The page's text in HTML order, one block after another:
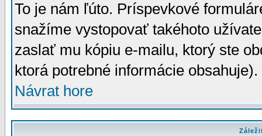
To je nám ľúto. Príspevkové
snažíme vystopovať takéhoto
zaslať mu kópiu e-mailu, ktorý ste
ktorá potrebné informácie
Návrat hore